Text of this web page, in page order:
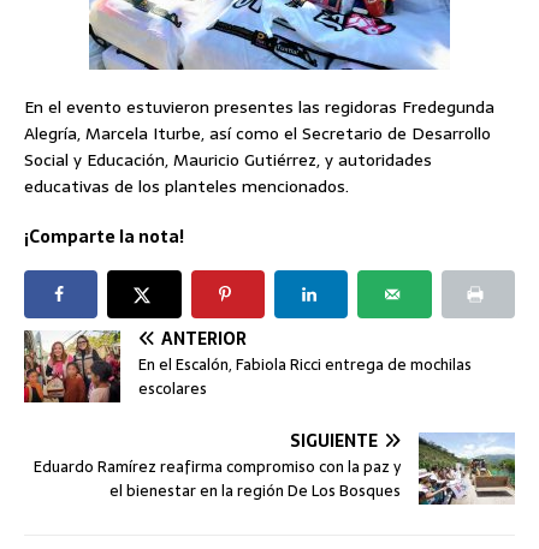
En el evento estuvieron presentes las regidoras Fredegunda
Alegría, Marcela Iturbe, así como el Secretario de Desarrollo
Social y Educación, Mauricio Gutiérrez, y autoridades
educativas de los planteles mencionados.
¡Comparte la nota!
ANTERIOR
En el Escalón, Fabiola Ricci entrega de mochilas
escolares
SIGUIENTE
Eduardo Ramírez reafirma compromiso con la paz y
el bienestar en la región De Los Bosques